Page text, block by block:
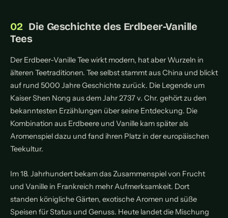
Die Geschichte des Erdbeer-Vanille
Tees
Der Erdbeer-Vanille Tee wirkt modern, hat aber Wurzeln in
älteren Teetraditionen. Tee selbst stammt aus China und blickt
auf rund 5000 Jahre Geschichte zurück. Die Legende um
Kaiser Shen Nong aus dem Jahr 2737 v. Chr. gehört zu den
bekanntesten Erzählungen über seine Entdeckung. Die
Kombination aus Erdbeere und Vanille kam später als
Aromenspiel dazu und fand ihren Platz in der europäischen
Teekultur.
Im 18. Jahrhundert bekam das Zusammenspiel von Frucht
und Vanille in Frankreich mehr Aufmerksamkeit. Dort
standen königliche Gärten, exotische Aromen und süße
Speisen für Status und Genuss. Heute landet die Mischung